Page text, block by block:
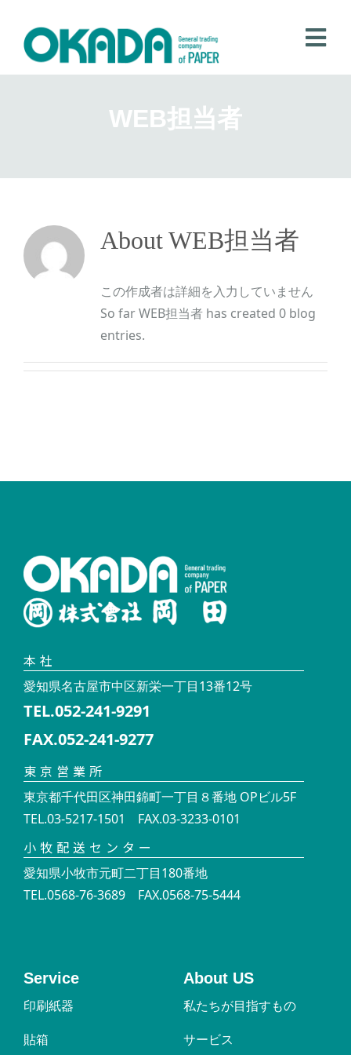
content
私たちが目指すもの
お問い合わせ
WEB担当者
AboutWEB担当者
この作成者は詳細を入力していません
So far WEB担当者 has created 0 blog
entries.
本社
愛知県名古屋市中区新栄一丁目13番12号
TEL.052-241-9291
FAX.052-241-9277
東京営業所
東京都千代田区神田錦町一丁目８番地 OPビル5F
TEL.03-5217-1501 FAX.03-3233-0101
小牧配送センター
愛知県小牧市元町二丁目180番地
TEL.0568-76-3689 FAX.0568-75-5444
Service
印刷紙器
貼箱
About US
私たちが目指すもの
サービス